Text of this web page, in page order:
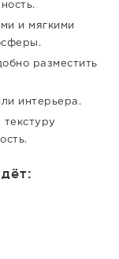
и мягкими
разместить
интерьера.